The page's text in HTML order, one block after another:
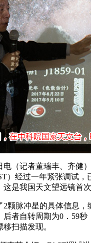
电（记者董瑞丰、齐健
）经过一年紧张调试
这是我国天文望远镜首
颗脉冲星的具体信息，
者自转周期为0．59
扫描发现。